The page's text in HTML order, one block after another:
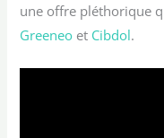
une offre pléthorique
Greeneo et Cibdol.